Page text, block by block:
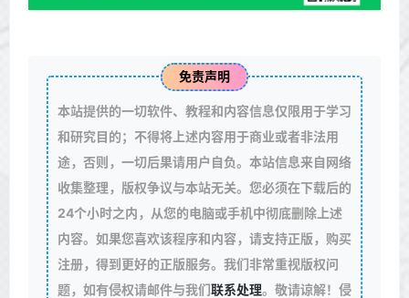
免责声明
本站提供的一切软件、教程和内容信息仅限用于学习
和研究目的；不得将上述内容用于商业或者非法用
途，否则，一切后果请用户自负。本站信息来自网络
收集整理，版权争议与本站无关。您必须在下载后的
24个小时之内，从您的电脑或手机中彻底删除上述
内容。如果您喜欢该程序和内容，请支持正版，购买
注册，得到更好的正版服务。我们非常重视版权问
题，如有侵权请邮件与我们联系处理。敬请谅解！侵